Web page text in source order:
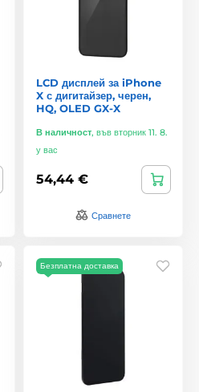
LCD дисплей за iPhone
X с дигитайзер, черен,
HQ, OLED GX-X
В наличност, във вторник 11. 8.
у вас
54,44 €
Сравнете
Безплатна доставка